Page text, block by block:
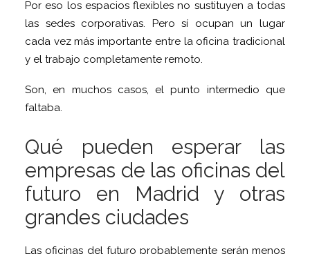
Por eso los espacios flexibles no sustituyen a todas
las sedes corporativas. Pero sí ocupan un lugar
cada vez más importante entre la oficina tradicional
y el trabajo completamente remoto.
Son, en muchos casos, el punto intermedio que
faltaba.
Qué pueden esperar las
empresas de las oficinas del
futuro en Madrid y otras
grandes ciudades
Las oficinas del futuro probablemente serán menos